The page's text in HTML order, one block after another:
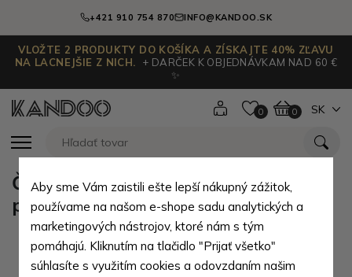
+421 910 754 870 INFO@KANDOO.SK
VLOŽTE 2 PRODUKTY DO KOŠÍKA A ZÍSKAJTE 40% ZĽAVU
NA LACNEJŠIE Z NICH.
+ DARČEK K OBJEDNÁVKAM NAD 60 €
✨
0 0 SK
Čiernošedá veľká zipsová dámska
peňaženka Hilja
Aby sme Vám zaistili ešte lepší nákupný zážitok,
používame na našom e-shope sadu analytických a
marketingových nástrojov, ktoré nám s tým
pomáhajú. Kliknutím na tlačidlo "Prijať všetko"
súhlasíte s využitím cookies a odovzdaním našim